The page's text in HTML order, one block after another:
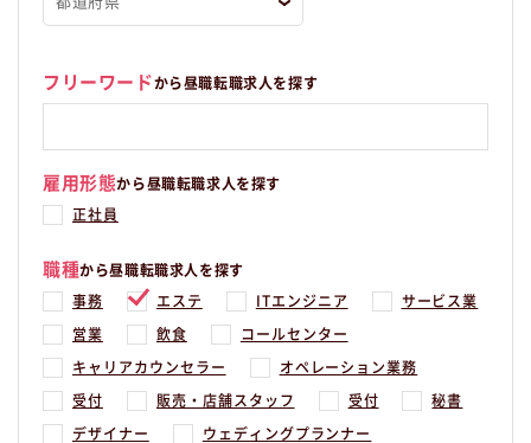
フリーワードから昼職転職求人を探す
雇用形態から昼職転職求人を探す
正社員
職種から昼職転職求人を探す
事務 エステ ITエンジニア サービス業
営業 飲食 コールセンター
キャリアカウンセラー オペレーション業務
受付 販売・店舗スタッフ 受付 秘書
デザイナー ウェディングプランナー